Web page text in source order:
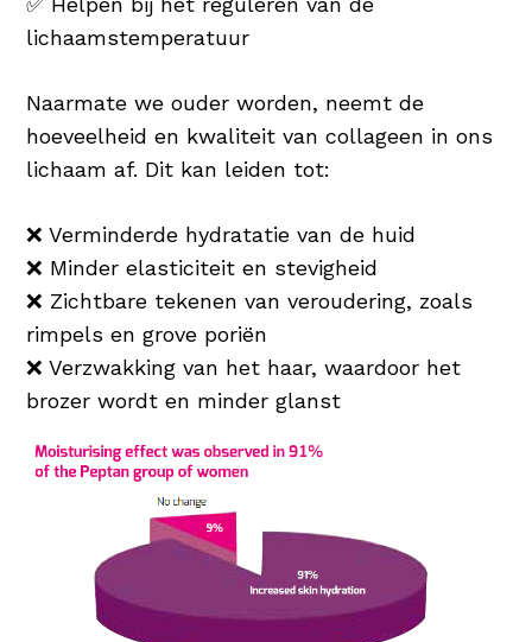
lichaamstemperatuur
Naarmate we ouder worden, neemt de
hoeveelheid en kwaliteit van collageen in ons
lichaam af. Dit kan leiden tot:
❌ Verminderde hydratatie van de huid
❌ Minder elasticiteit en stevigheid
❌ Zichtbare tekenen van veroudering, zoals
rimpels en grove poriën
❌ Verzwakking van het haar, waardoor het
brozer wordt en minder glanst